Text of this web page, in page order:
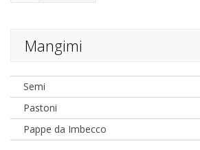
Mangimi
Semi
Pastoni
Pappe da Imbecco